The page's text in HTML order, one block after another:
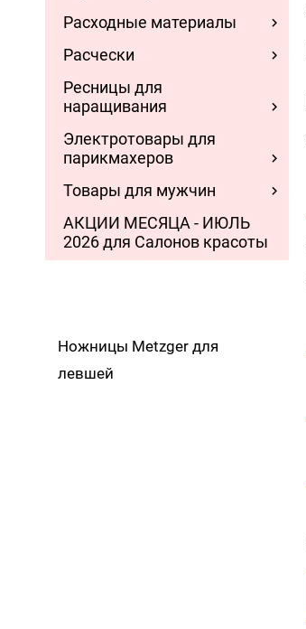
Расходные материалы
Расчески
Ресницы для
наращивания
Электротовары для
парикмахеров
Товары для мужчин
АКЦИИ МЕСЯЦА - ИЮЛЬ
2026 для Салонов красоты
Ножницы Metzger для
левшей